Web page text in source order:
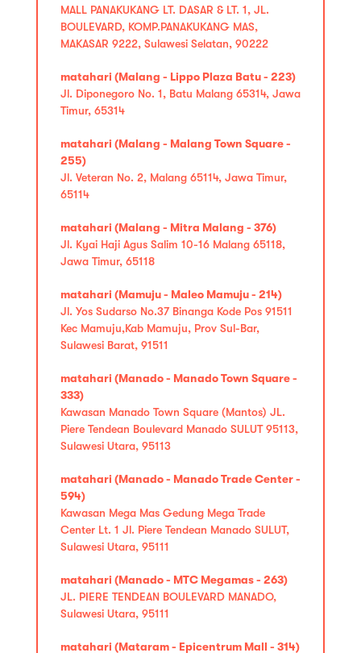
MALL PANAKUKANG LT. DASAR & LT. 1, JL.
BOULEVARD, KOMP.PANAKUKANG MAS,
MAKASAR 9222, Sulawesi Selatan, 90222
matahari (Malang - Lippo Plaza Batu - 223)
Jl. Diponegoro No. 1, Batu Malang 65314, Jawa
Timur, 65314
matahari (Malang - Malang Town Square -
255)
Jl. Veteran No. 2, Malang 65114, Jawa Timur,
65114
matahari (Malang - Mitra Malang - 376)
Jl. Kyai Haji Agus Salim 10-16 Malang 65118,
Jawa Timur, 65118
matahari (Mamuju - Maleo Mamuju - 214)
Jl. Yos Sudarso No.37 Binanga Kode Pos 91511
Kec Mamuju,Kab Mamuju, Prov Sul-Bar,
Sulawesi Barat, 91511
matahari (Manado - Manado Town Square -
333)
Kawasan Manado Town Square (Mantos) JL.
Piere Tendean Boulevard Manado SULUT 95113,
Sulawesi Utara, 95113
matahari (Manado - Manado Trade Center -
594)
Kawasan Mega Mas Gedung Mega Trade
Center Lt. 1 Jl. Piere Tendean Manado SULUT,
Sulawesi Utara, 95111
matahari (Manado - MTC Megamas - 263)
JL. PIERE TENDEAN BOULEVARD MANADO,
Sulawesi Utara, 95111
matahari (Mataram - Epicentrum Mall - 314)